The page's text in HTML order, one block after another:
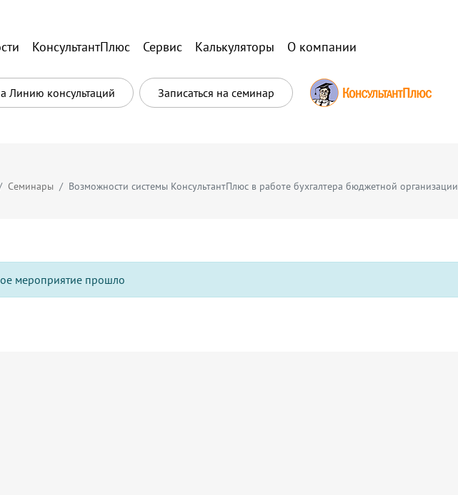
КонсультантПлюс Сервис Калькуляторы О компании
Линию консультаций Записаться на семинар
Семинары Возможности системы КонсультантПлюс в работе бухгалтера бюджетной организации
мероприятие прошло